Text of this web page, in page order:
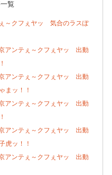
覧
～クフぇヤッ 気合のラスぽ
ンテぇ～クフぇヤッ 出動
ンテぇ～クフぇヤッ 出動
まッ！！
ンテぇ～クフぇヤッ 出動
ンテぇ～クフぇヤッ 出動
虎ッ！！
ンテぇ～クフぇヤッ 出動